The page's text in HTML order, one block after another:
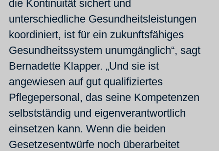
die Kontinuität sichert und
unterschiedliche Gesundheitsleistungen
koordiniert, ist für ein zukunftsfähiges
Gesundheitssystem unumgänglich“, sagt
Bernadette Klapper. „Und sie ist
angewiesen auf gut qualifiziertes
Pflegepersonal, das seine Kompetenzen
selbstständig und eigenverantwortlich
einsetzen kann. Wenn die beiden
Gesetzesentwürfe noch überarbeitet